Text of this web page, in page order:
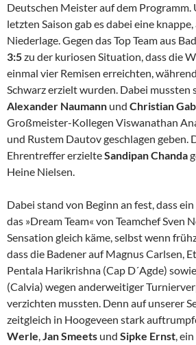
Deutschen Meister auf dem Programm.
letzten Saison gab es dabei eine
Niederlage. Gegen das Top Team aus
3:5zu der kuriosen Situation, dass die
einmal vier Remisen erreichten,
Schwarz erzielt wurden. Dabei mussten
Alexander Naumann und Christian
Großmeister-Kollegen Viswanathan
und Rustem Dautov geschlagen geben.
Ehrentreffer erzielteSandipan Chanda
Heine Nielsen.
Dabei stand von Beginn an fest, dass
das »Dream Team« von Teamchef Sven
Sensation gleich käme, selbst wenn
dass die Badener auf Magnus Carlsen,
Pentala Harikrishna (Cap D´Agde)
(Calvia) wegen anderweitiger
verzichten mussten. Denn auf unserer
zeitgleich in Hoogeveen stark
Werle,Jan Smeets und Sipke Ernst,